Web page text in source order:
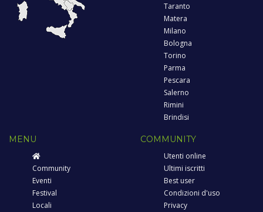
Taranto
Matera
Milano
Bologna
Torino
Parma
Pescara
Salerno
Rimini
Brindisi
MENU
Community
Eventi
Festival
Locali
COMMUNITY
Utenti online
Ultimi iscritti
Best user
Condizioni d'uso
Privacy